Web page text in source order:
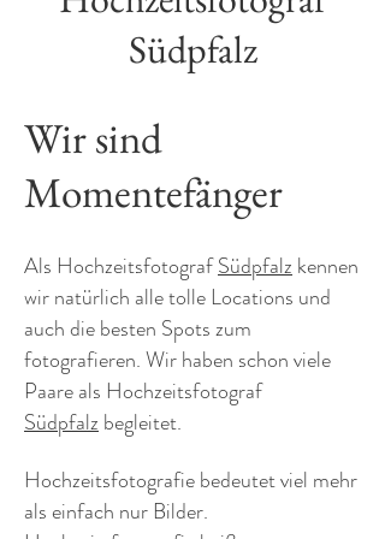
Südpfalz
Wir sind
Momentefänger
Als HochzeitsfotografSüdpfalz kennen
wir natürlich alle tolle Locations und
auch die besten Spots zum
fotografieren. Wir haben schon viele
Paare als Hochzeitsfotograf
Südpfalz begleitet.
Hochzeitsfotografie bedeutet viel mehr
als einfach nur Bilder.